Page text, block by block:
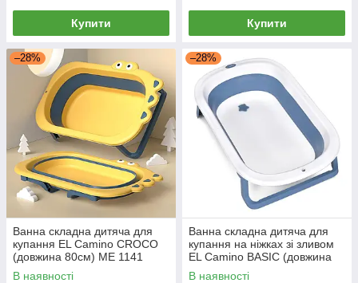
Купити Купити
–28%
Ванна складна дитяча для
купання EL Camino CROCO
(довжина 80см) ME 1141
Yellow Жовта
В наявності
–28%
Ванна складна дитяча для
купання на ніжках зі зливом
EL Camino BASIC (довжина
78см) ME 1152 Blue Синя
В наявності